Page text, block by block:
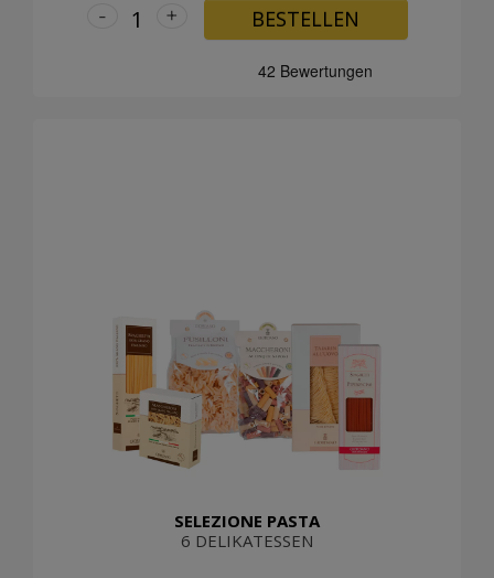
+
- BESTELLEN
SELEZIONE PASTA
6 DELIKATESSEN